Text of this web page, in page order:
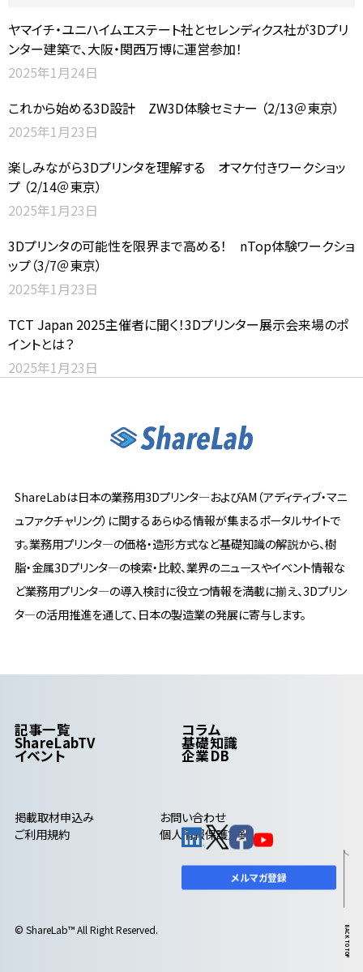
ヤマイチ・ユニハイムエステート社とセレンディクス社が3Dプリ
ンター建築で、大阪・関西万博に運営参加！
2025年1月24日
これから始める3D設計 ZW3D体験セミナー （2/13＠東京）
2025年1月23日
楽しみながら3Dプリンタを理解する オマケ付きワークショッ
プ （2/14＠東京）
2025年1月23日
3Dプリンタの可能性を限界まで高める！ nTop体験ワークショ
ップ（3/7＠東京）
2025年1月23日
TCT Japan 2025主催者に聞く！3Dプリンター展示会来場のポ
イントとは？
2025年1月23日
ShareLabは日本の業務用3Dプリンタ―およびAM（アディティブ・マニ
ュファクチャリング）に関するあらゆる情報が集まるポータルサイトで
す。業務用プリンタ―の価格・造形方式など基礎知識の解説から、樹
脂・金属3Dプリンタ―の検索・比較、業界のニュースやイベント情報な
ど業務用プリンタ―の導入検討に役立つ情報を満載に揃え、3Dプリン
タ―の活用推進を通して、日本の製造業の発展に寄与します。
記事一覧 コラム
ShareLabTV 基礎知識
イベント 企業DB
メルマガ登録
© ShareLab™ All Right Reserved.
掲載取材申込み
お問い合わせ
ご利用規約
個人情報保護方針
BACK TO TOP